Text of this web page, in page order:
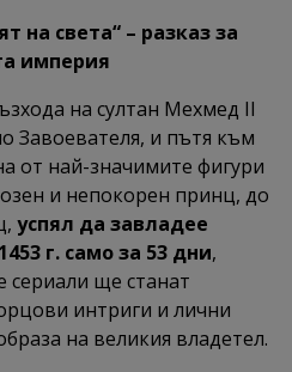
на света“ – разказ за
империя
на султан Мехмед II
Завоевателя, и пътя към
от най-значимите фигури
и непокорен принц, до
успял да завладее
г. само за 53 дни,
сериали ще станат
интриги и лични
на великия владетел.